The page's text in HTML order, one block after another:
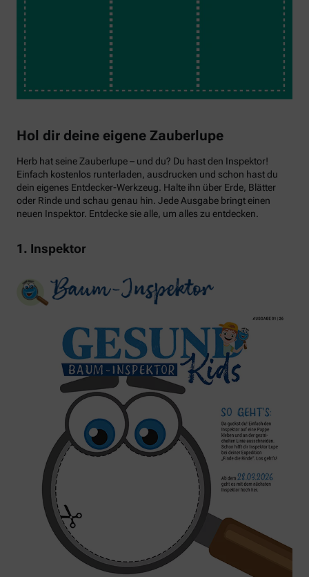
Hol dir deine eigene Zauberlupe
Herb hat seine Zauberlupe – und du? Du hast den Inspektor!
Einfach kostenlos runterladen, ausdrucken und schon hast du
dein eigenes Entdecker-Werkzeug. Halte ihn über Erde, Blätter
oder Rinde und schau genau hin. Jede Ausgabe bringt einen
neuen Inspektor. Entdecke sie alle, um alles zu entdecken.
1. Inspektor